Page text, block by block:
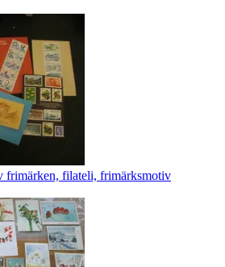
frimärken, filateli, frimärksmotiv